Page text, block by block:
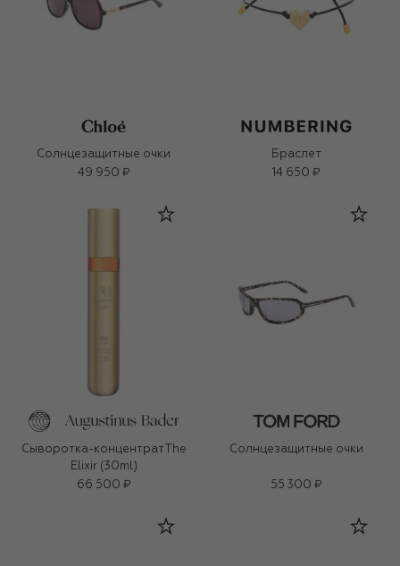
Солнцезащитные очки
49 950 ₽
Браслет
14 650 ₽
Сыворотка-концентратThe
Elixir (30ml)
66 500 ₽
Солнцезащитные очки
55 300 ₽